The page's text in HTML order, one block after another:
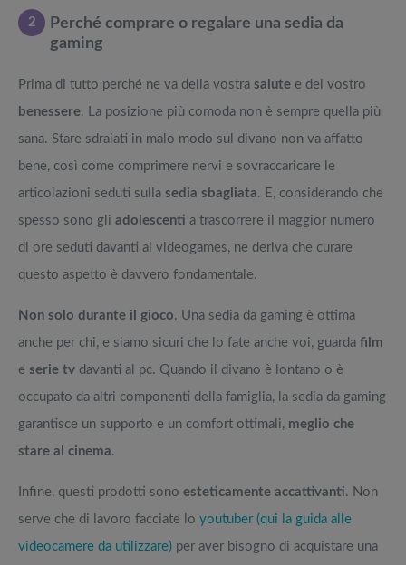
2
Perché comprare o regalare una sedia da
gaming
Prima di tutto perché ne va della vostra salute e del vostro
benessere. La posizione più comoda non è sempre quella più
sana. Stare sdraiati in malo modo sul divano non va affatto
bene, così come comprimere nervi e sovraccaricare le
articolazioni seduti sulla sedia sbagliata. E, considerando che
spesso sono gli adolescenti a trascorrere il maggior numero
di ore seduti davanti ai videogames, ne deriva che curare
questo aspetto è davvero fondamentale.
Non solo durante il gioco. Una sedia da gaming è ottima
anche per chi, e siamo sicuri che lo fate anche voi, guarda film
e serie tv davanti al pc. Quando il divano è lontano o è
occupato da altri componenti della famiglia, la sedia da gaming
garantisce un supporto e un comfort ottimali, meglio che
stare al cinema.
Infine, questi prodotti sono esteticamente accattivanti. Non
serve che di lavoro facciate lo youtuber (qui la guida alle
videocamere da utilizzare) per aver bisogno di acquistare una